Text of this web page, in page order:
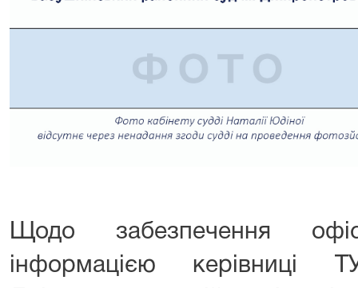
Щодо забезпечення
інформацією